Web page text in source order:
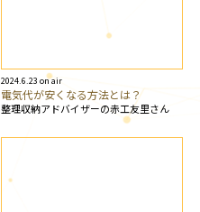
2024.6.23 on air
電気代が安くなる方法とは？
整理収納アドバイザーの赤工友里さん